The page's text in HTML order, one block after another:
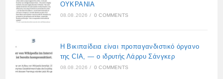
ΟΥΚΡΑΝΙΑ
08.08.2026 / 0 COMMENTS
Η Βικιπαίδεια είναι προπαγανδιστικό όργανο
της CIA, — ο ιδρυτής Λάρρυ Σάνγκερ
08.08.2026 / 0 COMMENTS